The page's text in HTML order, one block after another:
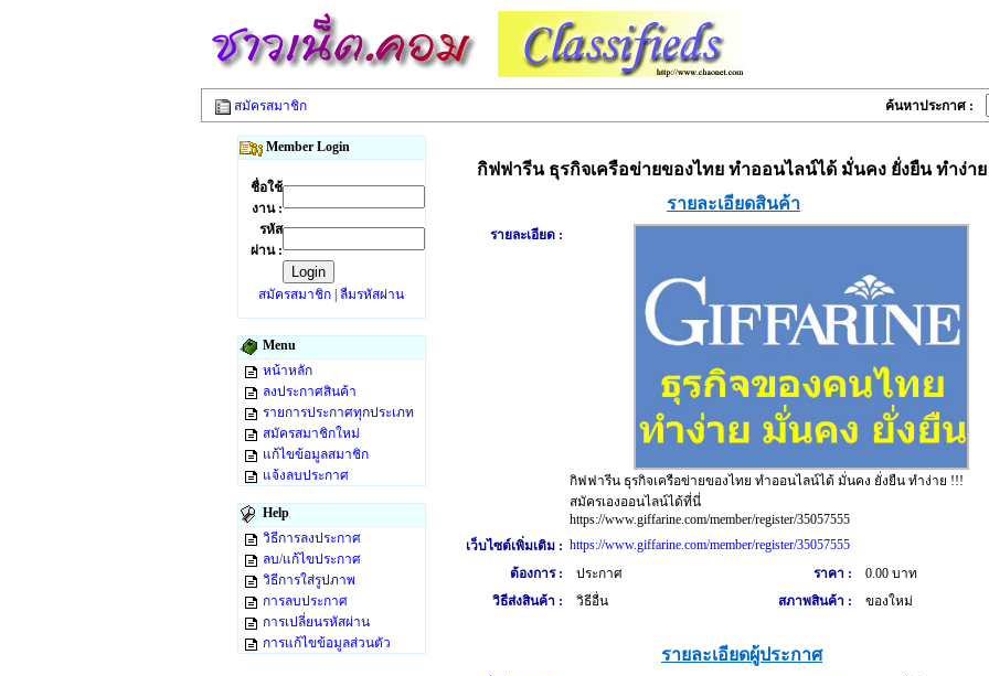
สมัครสมาชิก ค้นหาประกาศ :
Member Login
ชื่อใช้
งาน :
รหัส
ผ่าน :
สมัครสมาชิก ลืมรหัสผ่าน
Menu
หน้าหลัก
ลงประกาศสินค้า
รายการประกาศทุกประเภท
สมัครสมาชิกใหม่
แก้ไขข้อมูลสมาชิก
แจ้งลบประกาศ
Help
วิธีการลงประกาศ
ลบ/แก้ไขประกาศ
วิธีการใส่รูปภาพ
การลบประกาศ
การเปลี่ยนรหัสผ่าน
การแก้ไขข้อมูลส่วนตัว
กิฟฟารีน ธุรกิจเครือข่ายของไทย ทำออนไลน์ได้ มั่นคง ยั่งยืน ทำง่า
รายละเอียดสินค้า
รายละเอียด :
กิฟฟารีน ธุรกิจเครือข่ายของไทย ทำออนไลน์ได้ มั่นคง ยั่งยืน ทำง่าย !!!
สมัครเองออนไลน์ได้ที่นี่
https://www.giffarine.com/member/register/35057555
เว็บไซต์เพิ่มเติม : https://www.giffarine.com/member/register/35057555
ต้องการ :
ประกาศ ราคา :
0.00 บาท
วิธีส่งสินค้า :
วิธีอื่น สภาพสินค้า : ของใหม่
รายละเอียดผู้ประกาศ